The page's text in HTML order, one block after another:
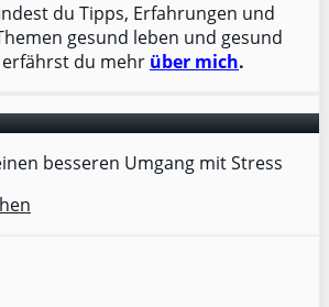
du Tipps, Erfahrungen und
gesund leben und gesund
du mehr über mich.
besseren Umgang mit Stress